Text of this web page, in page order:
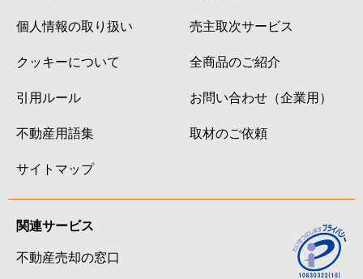
個人情報の取り扱い
クッキーについて
引用ルール
不動産用語集
サイトマップ
売主取次サービス
全商品のご紹介
お問い合わせ（企業用）
取材のご依頼
関連サービス
不動産売却の窓口